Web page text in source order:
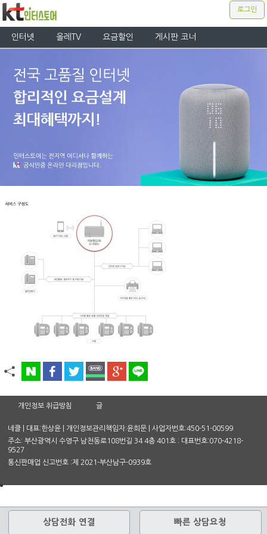
로그인
인터넷 올레TV 요금할인 게시판 코너
개인정보 취급방침 글
네클 | 대표:한상윤 | 개인정보관리책임자:윤희문 | 사업자번호:450-51-00599
주소: 부산광역시 수영구 남천동로108번길 34 4층 401호 : 대표번호:070-4218-
9527
통신판매업 신고번호 :제 2021-부산남구-0939호
상담전화 연결 빠른 상담요청